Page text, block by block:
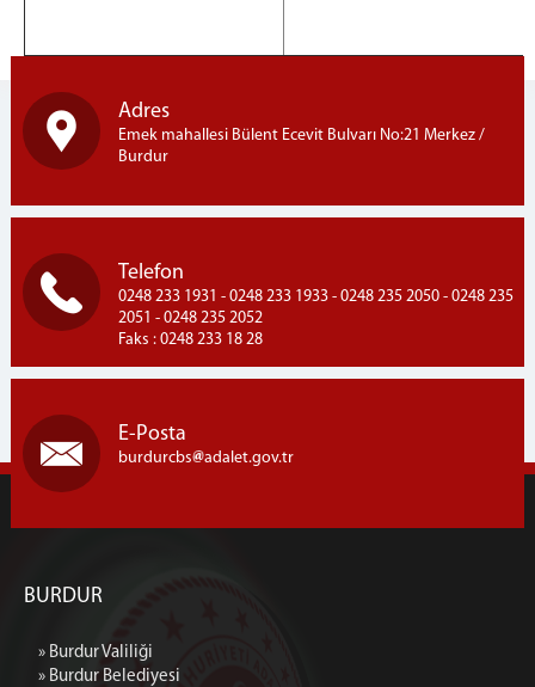
3.Asliye Ceza Mahkemesi
4.Asliye Ceza Mahkemesi
İnfaz Hakimliği
Hukuk Mahkemeleri
1.Asliye Hukuk Mahkemesi
2.Asliye Hukuk Mahkemesi
3.Asliye Hukuk Mahkemesi
Aile Mahkemesi
1.Sulh Hukuk Mahkemesi
Arabuluculuk Büro
Mahkeme/Savcılık Önbüro
Adres
Emek mahallesi Bülent Ecevit Bulvarı No:21 Merkez /
Burdur
Telefon
0248 233 1931 - 0248 233 1933 - 0248 235 2050 - 0248 235
2051 - 0248 235 2052
Faks : 0248 233 18 28
E-Posta
burdurcbs adalet.gov.tr
BURDUR
» Burdur Valiliği
» Burdur Belediyesi